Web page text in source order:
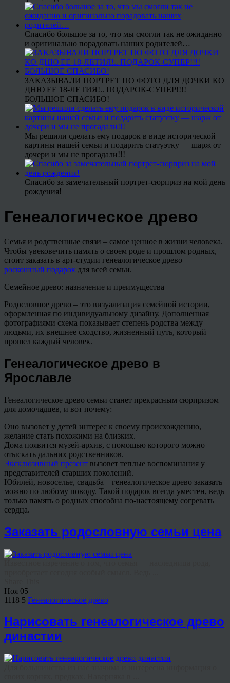
Спасибо большое за то, что мы смогли так не ожиданно
и оригинально порадовать наших родителей…
ЗАКАЗЫВАЛИ ПОРТРЕТ ПО ФОТО ДЛЯ ДОЧКИ КО
ДНЮ ЕЕ 18-ЛЕТИЯ!.. ПОДАРОК-СУПЕР!!!!
БОЛЬШОЕ СПАСИБО!
Мы решили сделать ему подарок в виде исторической
картины нашей семьи и подарить статуэтку — шарж от
дочери и мы не прогадали!!!
Спасибо за замечательный портрет-сюрприз на мой день
рождения!
Генеалогическое древо
Семья и родственные связи – самое ценное в жизни человека.
Чтобы увековечить память о своем роде и прошлом родных,
стоит заказать в арт-студии генеалогическое древо –
роскошный подарок для всей семьи.
Семейное древо: назначение и преимущества
Родословное древо – это визуализация семейной истории,
оформленная по индивидуальному дизайну. Дополненная
фотографиями схема показывает степень родства между
людьми, их внешнее сходство, жизненный путь, который
прошел каждый человек.
Генеалогическое древо в
Ярославле
Генеалогическое древо семьи станет прекрасным сюрпризом
для домочадцев, и вот почему:
Оно вызовет у детей интерес к своему происхождению,
желание стать похожими на близких.
Дома появится музей-архив, с помощью которого можно
отыскать дальних родственников.
Эксклюзивный презент вызовет теплые воспоминания у
представителей старших поколений.
Юбилей, новоселье, свадьба – генеалогическое древо заказать
можно по любому поводу. Такой подарок всегда уместен, ведь
только память о родных способна по-настоящему согревать
сердца.
Заказать родословную семьи цена
Ноя 05
1118 5 Генеалогическое древо
Нарисовать генеалогическое древо
династии